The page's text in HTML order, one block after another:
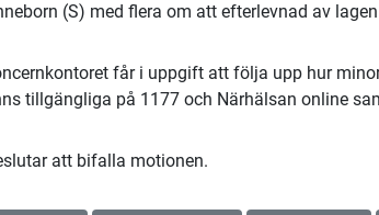
(S) med flera om att efterlevnad av
får i uppgift att följa upp hur
tillgängliga på 1177 och Närhälsan online
att bifalla motionen.